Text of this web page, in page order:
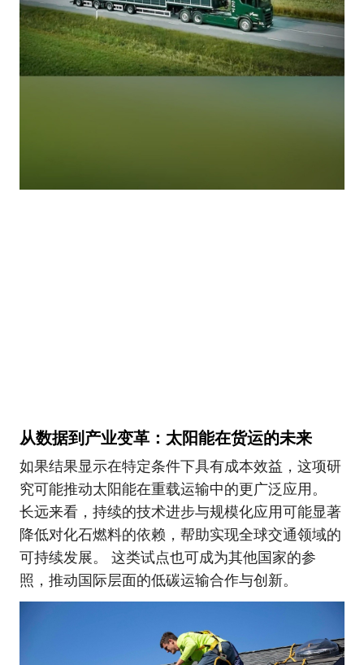
从数据到产业变革：太阳能在货运的未来
如果结果显示在特定条件下具有成本效益，这项研
究可能推动太阳能在重载运输中的更广泛应用。
长远来看，持续的技术进步与规模化应用可能显著
降低对化石燃料的依赖，帮助实现全球交通领域的
可持续发展。 这类试点也可成为其他国家的参
照，推动国际层面的低碳运输合作与创新。